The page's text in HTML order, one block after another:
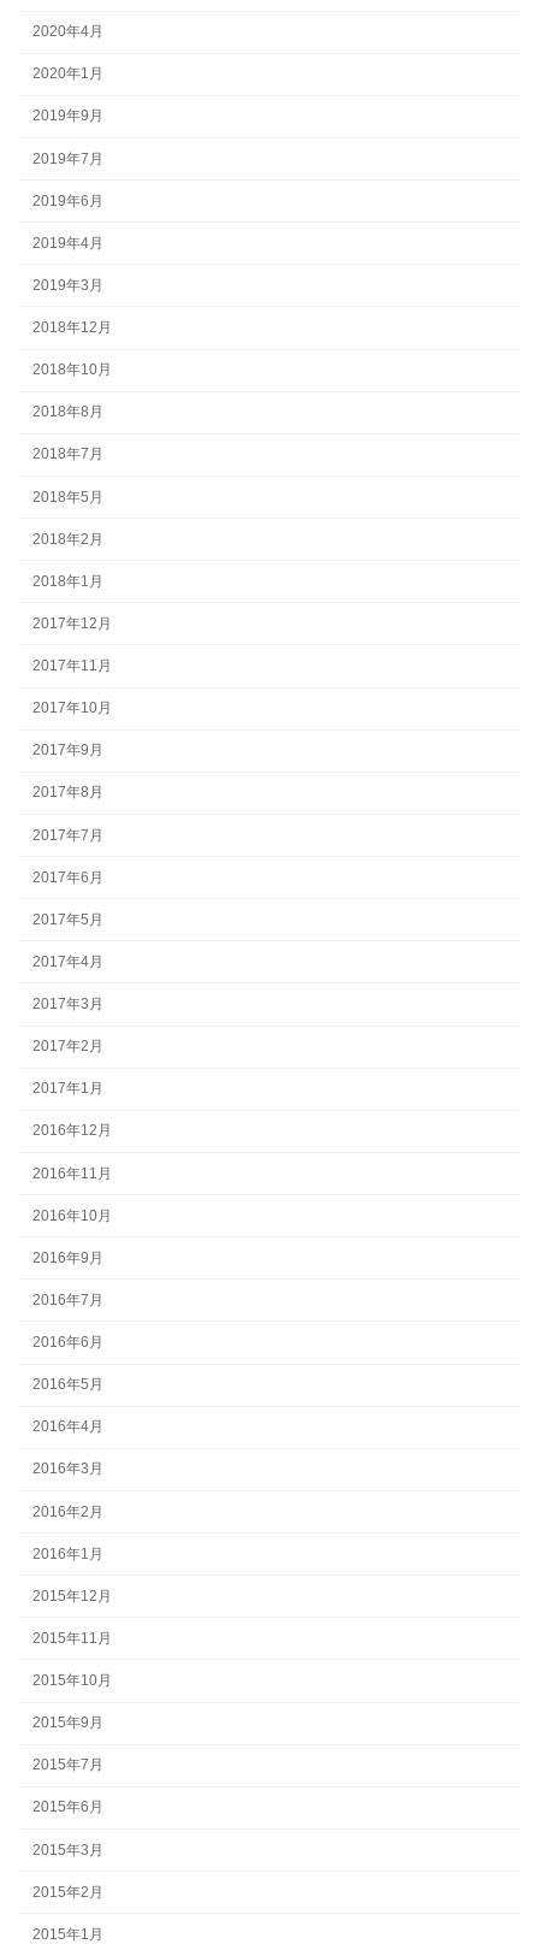
2020年4月
2020年1月
2019年9月
2019年7月
2019年6月
2019年4月
2019年3月
2018年12月
2018年10月
2018年8月
2018年7月
2018年5月
2018年2月
2018年1月
2017年12月
2017年11月
2017年10月
2017年9月
2017年8月
2017年7月
2017年6月
2017年5月
2017年4月
2017年3月
2017年2月
2017年1月
2016年12月
2016年11月
2016年10月
2016年9月
2016年7月
2016年6月
2016年5月
2016年4月
2016年3月
2016年2月
2016年1月
2015年12月
2015年11月
2015年10月
2015年9月
2015年7月
2015年6月
2015年3月
2015年2月
2015年1月